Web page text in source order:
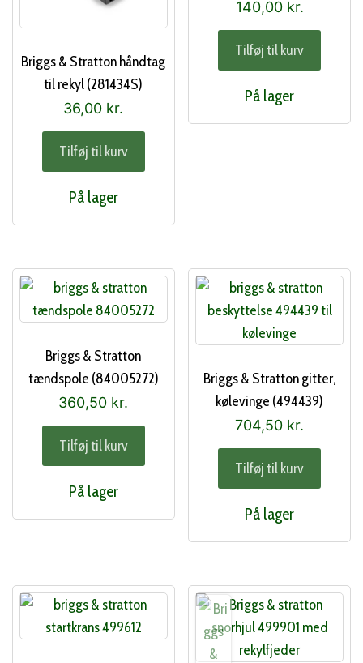
Briggs & Stratton håndtag
til rekyl (281434S)
36,00 kr.
Tilføj til kurv
På lager
140,00 kr.
Tilføj til kurv
På lager
Briggs & Stratton
tændspole (84005272)
360,50 kr.
Tilføj til kurv
På lager
Briggs & Stratton gitter,
kølevinge (494439)
704,50 kr.
Tilføj til kurv
På lager